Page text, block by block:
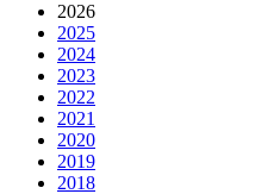
2026
2025
2024
2023
2022
2021
2020
2019
2018